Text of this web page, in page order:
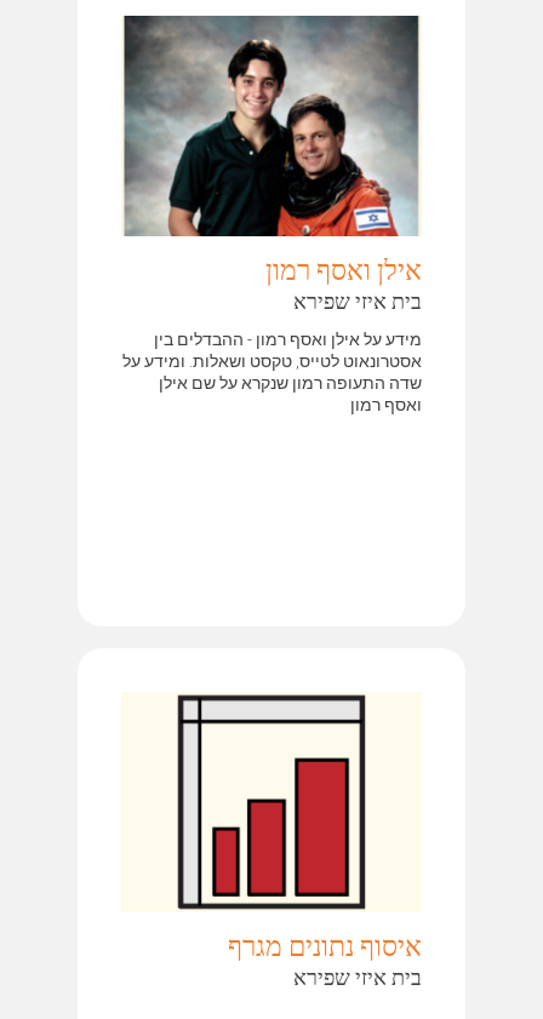
אילן ואסף רמון
בית איזי שפירא
מידע על אילן ואסף רמון - ההבדלים בין
אסטרונאוט לטייס, טקסט ושאלות. ומידע על
שדה התעופה רמון שנקרא על שם אילן
ואסף רמון
איסוף נתונים מגרף
בית איזי שפירא